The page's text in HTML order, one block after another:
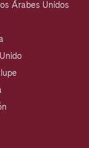
Árabes Unidos